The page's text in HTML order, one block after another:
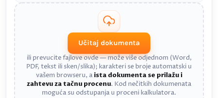
Učitaj dokumenta
ili prevucite fajlove ovde — može više odjednom (Word,
PDF, tekst ili sken/slika); karakteri se broje automatski u
vašem browseru, aista dokumenta se prilažu i
zahtevu za tačnu procenu. Kod nečitkih dokumenata
moguća su odstupanja u proceni kalkulatora.